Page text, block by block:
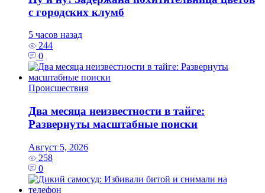
с городских клумб
5 часов назад
244
0
Происшествия
Два месяца неизвестности в тайге:
Развернуты масштабные поиски
Август 5, 2026
258
0